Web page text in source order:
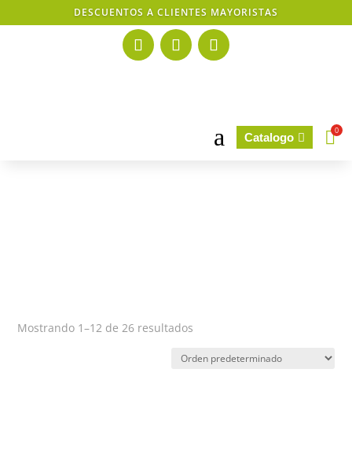
DESCUENTOS A CLIENTES MAYORISTAS
a Catalogo  0
Mostrando 1–12 de 26 resultados